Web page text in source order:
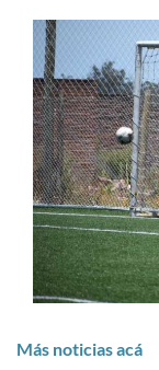
Más noticias acá